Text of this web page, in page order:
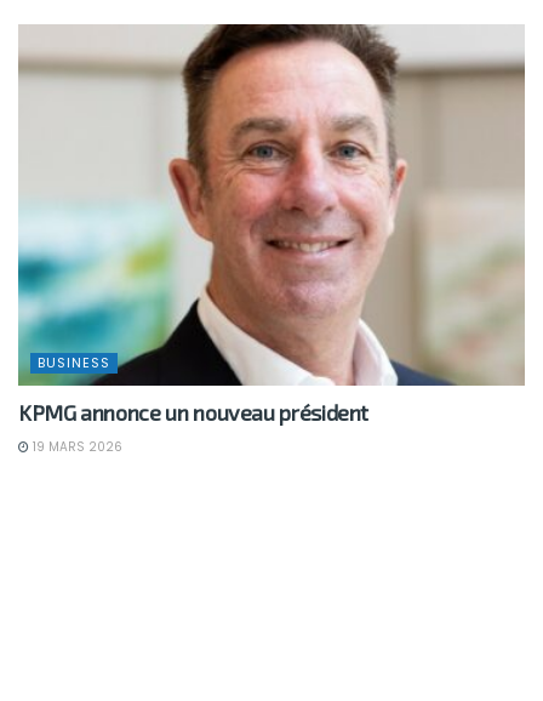
BUSINESS
KPMG annonce un nouveau président
19 MARS 2026